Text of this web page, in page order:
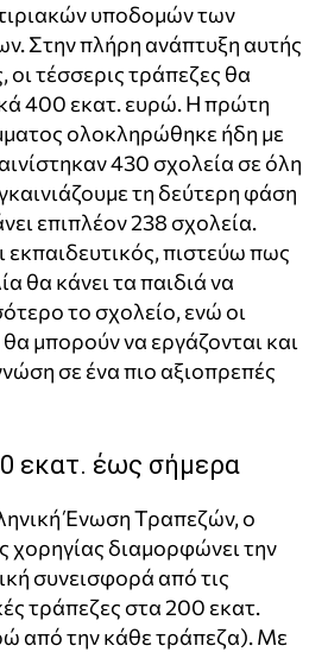
υποδομών των
Στην πλήρη ανάπτυξη αυτής
τέσσερις τράπεζες θα
400 εκατ. ευρώ. Η πρώτη
ολοκληρώθηκε ήδη με
430 σχολεία σε όλη
τη δεύτερη φάση
επιπλέον 238 σχολεία.
εκπαιδευτικός, πιστεύω πως
θα κάνει τα παιδιά να
το σχολείο, ενώ οι
θα μπορούν να εργάζονται και
σε ένα πιο αξιοπρεπές
εκατ. έως σήμερα
Ένωση Τραπεζών, ο
χορηγίας διαμορφώνει την
συνεισφορά από τις
τράπεζες στα 200 εκατ.
από την κάθε τράπεζα). Με